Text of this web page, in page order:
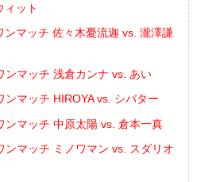
ィット
ンマッチ 佐々木憂流迦 vs. 瀧澤謙
ンマッチ 浅倉カンナ vs. あい
マッチ HIROYA vs. シバター
ンマッチ 中原太陽 vs. 倉本一真
ンマッチ ミノワマン vs. スダリオ